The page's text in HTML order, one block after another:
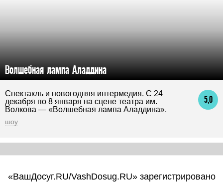
Волшебная лампа Аладдина
5,0
Спектакль и новогодняя интермедия. С 24
декабря по 8 января на сцене театра им.
Волкова — «Волшебная лампа Аладдина».
шоу
«ВашДосуг.RU/VashDosug.RU» зарегистрировано